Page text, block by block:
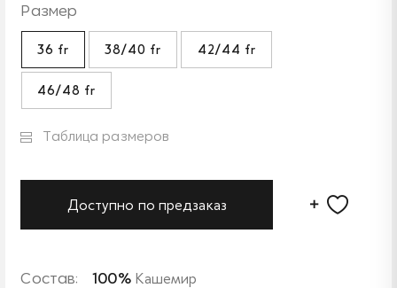
Размер
36 fr 38/40 fr 42/44 fr
46/48 fr
Таблица размеров
Доступно по предзаказ
Состав: 100%Кашемир